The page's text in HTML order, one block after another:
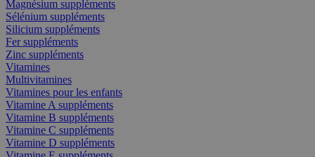
Magnésium suppléments
Sélénium suppléments
Silicium suppléments
Fer suppléments
Zinc suppléments
Vitamines
Multivitamines
Vitamines pour les enfants
Vitamine A suppléments
Vitamine B suppléments
Vitamine C suppléments
Vitamine D suppléments